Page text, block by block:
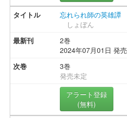
忘れられ師の英雄譚
しょぼん
2巻
2024年07月01日 発売
3巻
発売未定
アラート登録
(無料)